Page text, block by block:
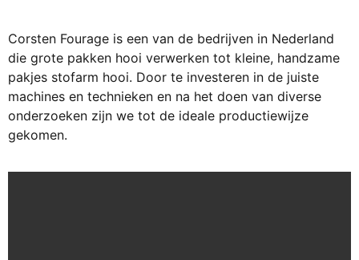
Corsten Fourage is een van de bedrijven in Nederland
die grote pakken hooi verwerken tot kleine, handzame
pakjes stofarm hooi. Door te investeren in de juiste
machines en technieken en na het doen van diverse
onderzoeken zijn we tot de ideale productiewijze
gekomen.